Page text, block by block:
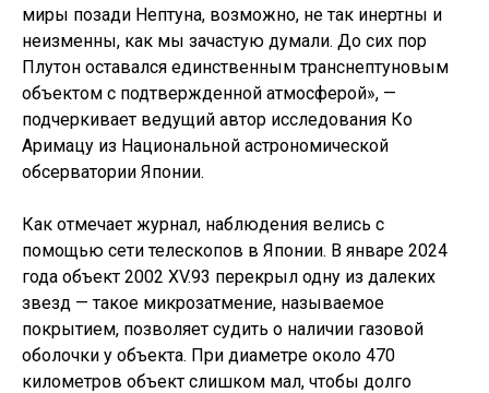
миры позади Нептуна, возможно, не так инертны и
неизменны, как мы зачастую думали. До сих пор
Плутон оставался единственным транснептуновым
объектом с подтвержденной атмосферой», —
подчеркивает ведущий автор исследования Ко
Аримацу из Национальной астрономической
обсерватории Японии.
Как отмечает журнал, наблюдения велись с
помощью сети телескопов в Японии. В январе 2024
года объект 2002 XV.93 перекрыл одну из далеких
звезд — такое микрозатмение, называемое
покрытием, позволяет судить о наличии газовой
оболочки у объекта. При диаметре около 470
километров объект слишком мал, чтобы долго